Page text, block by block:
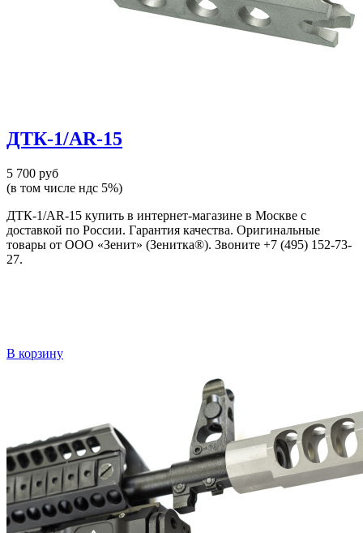
ДТК-1/AR-15
5 700 руб
(в том числе ндс 5%)
ДТК-1/AR-15 купить в интернет-магазине в Москве с
доставкой по России. Гарантия качества. Оригинальные
товары от ООО «Зенит» (Зенитка®). Звоните +7 (495) 152-73-
27.
В корзину